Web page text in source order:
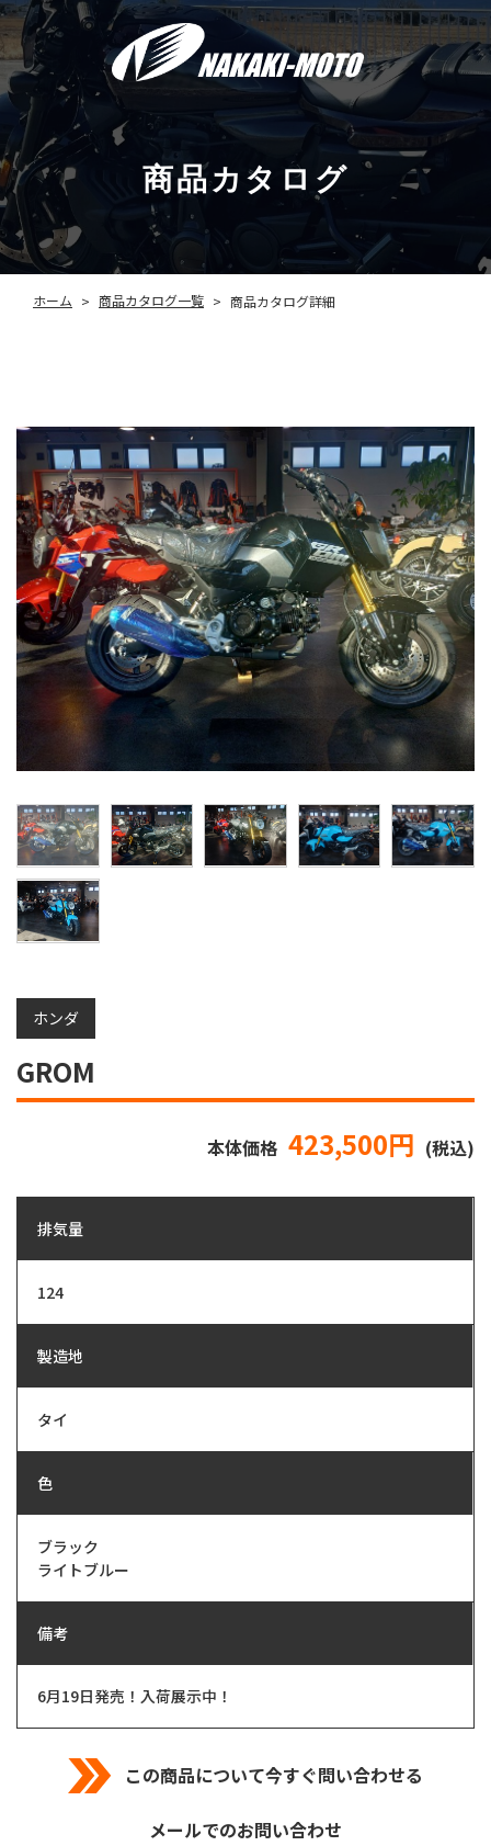
商品カタログ
ホーム > 商品カタログ一覧 > 商品カタログ詳細
ホンダ
GROM
本体価格 423,500円 (税込)
排気量
124
製造地
タイ
色
ブラック
ライトブルー
備考
6月19日発売！入荷展示中！
この商品について今すぐ問い合わせる
メールでのお問い合わせ